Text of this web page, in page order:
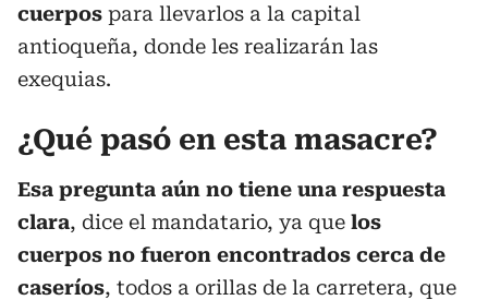
cuerpos para llevarlos a la capital
antioqueña, donde les realizarán las
exequias.
¿Qué pasó en esta masacre?
Esa pregunta aún no tiene una respuesta
clara, dice el mandatario, ya que los
cuerpos no fueron encontrados cerca de
caseríos, todos a orillas de la carretera, que